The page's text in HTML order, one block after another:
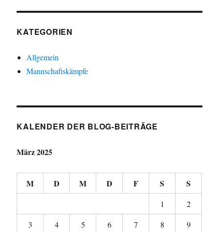
KATEGORIEN
Allgemein
Mannschaftskämpfe
KALENDER DER BLOG-BEITRÄGE
März 2025
M D M D F S S
1
2
3
4 5 6 7 8
9